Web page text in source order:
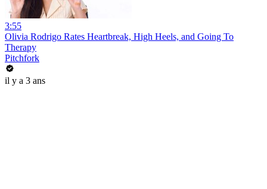
3:55
Olivia Rodrigo Rates Heartbreak, High Heels, and Going To
Therapy
Pitchfork
il y a 3 ans